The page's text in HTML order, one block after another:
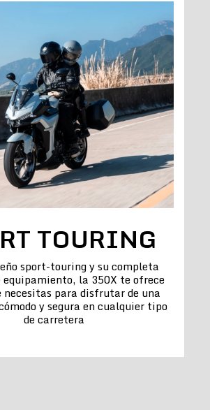
TOURING
sport-touring y su completa
equipamiento, la 350X te ofrece
necesitas para disfrutar de una
y segura en cualquier tipo
de carretera